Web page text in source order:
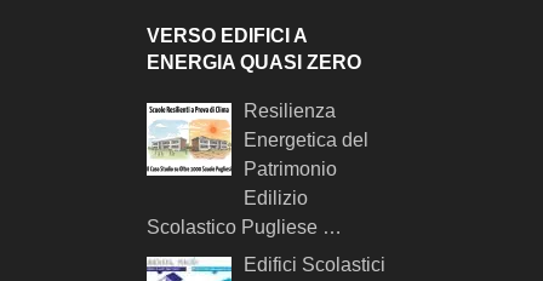
VERSO EDIFICI A
ENERGIA QUASI ZERO
Resilienza
Energetica del
Patrimonio
Edilizio
Scolastico Pugliese …
Edifici Scolastici